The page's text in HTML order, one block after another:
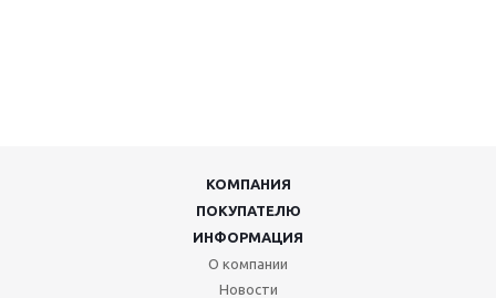
КОМПАНИЯ
ПОКУПАТЕЛЮ
ИНФОРМАЦИЯ
О компании
Новости